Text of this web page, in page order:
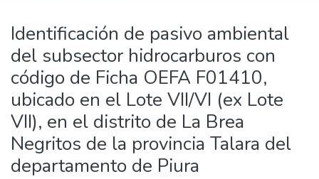
Estad. Externas
Guias ▾
Identificación de pasivo ambiental
del subsector hidrocarburos con
código de Ficha OEFA F01410,
ubicado en el Lote VII/VI (ex Lote
VII), en el distrito de La Brea
Negritos de la provincia Talara del
departamento de Piura